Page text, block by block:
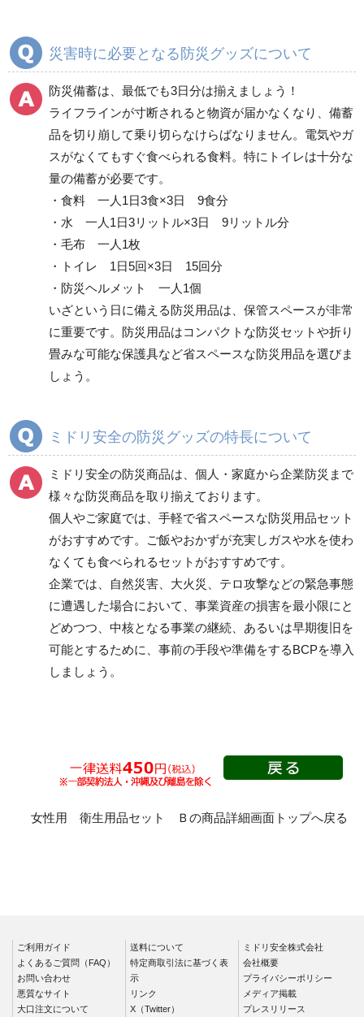
その他
災害時に必要となる防災グッズについて
防災備蓄は、最低でも3日分は揃えましょう！
ライフラインが寸断されると物資が届かなくなり、備蓄
品を切り崩して乗り切らなけらばなりません。電気やガ
スがなくてもすぐ食べられる食料。特にトイレは十分な
量の備蓄が必要です。
・食料 一人1日3食×3日 9食分
・水 一人1日3リットル×3日 9リットル分
・毛布 一人1枚
・トイレ 1日5回×3日 15回分
・防災ヘルメット 一人1個
いざという日に備える防災用品は、保管スペースが非常
に重要です。防災用品はコンパクトな防災セットや折り
畳みな可能な保護具など省スペースな防災用品を選びま
しょう。
ミドリ安全の防災グッズの特長について
ミドリ安全の防災商品は、個人・家庭から企業防災まで
様々な防災商品を取り揃えております。
個人やご家庭では、手軽で省スペースな防災用品セット
がおすすめです。ご飯やおかずが充実しガスや水を使わ
なくても食べられるセットがおすすめです。
企業では、自然災害、大火災、テロ攻撃などの緊急事態
に遭遇した場合において、事業資産の損害を最小限にと
どめつつ、中核となる事業の継続、あるいは早期復旧を
可能とするために、事前の手段や準備をするBCPを導入
しましょう。
女性用 衛生用品セット Ｂの商品詳細画面トップへ戻る
ご利用ガイド
よくあるご質問（FAQ）
お問い合わせ
悪質なサイト
大口注文について
送料について
特定商取引法に基づく表
示
リンク
X（Twitter）
ミドリ安全株式会社
会社概要
プライバシーポリシー
メディア掲載
プレスリリース